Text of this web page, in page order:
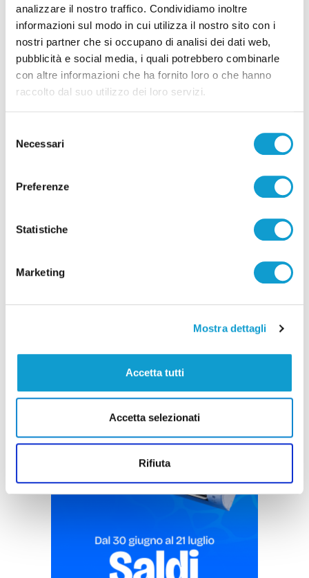
analizzare il nostro traffico. Condividiamo inoltre
informazioni sul modo in cui utilizza il nostro sito con i
nostri partner che si occupano di analisi dei dati web,
pubblicità e social media, i quali potrebbero combinarle
con altre informazioni che ha fornito loro o che hanno
raccolto dal suo utilizzo dei loro servizi.
delNecessari
Preferenze
Statistiche
Marketing
Mostra dettagli
Accetta tutti
Accetta selezionati
Rifiuta
Correlati
cautelari, tra cui 2 ad Ascoli Piceno